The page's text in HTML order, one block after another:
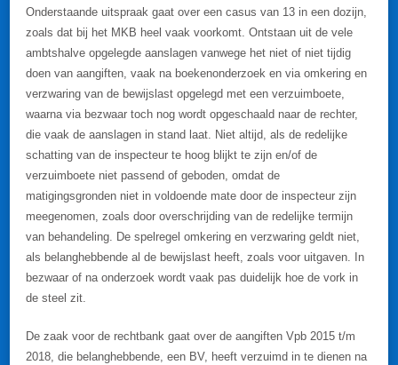
Onderstaande uitspraak gaat over een casus van 13 in een dozijn,
zoals dat bij het MKB heel vaak voorkomt. Ontstaan uit de vele
ambtshalve opgelegde aanslagen vanwege het niet of niet tijdig
doen van aangiften, vaak na boekenonderzoek en via omkering en
verzwaring van de bewijslast opgelegd met een verzuimboete,
waarna via bezwaar toch nog wordt opgeschaald naar de rechter,
die vaak de aanslagen in stand laat. Niet altijd, als de redelijke
schatting van de inspecteur te hoog blijkt te zijn en/of de
verzuimboete niet passend of geboden, omdat de
matigingsgronden niet in voldoende mate door de inspecteur zijn
meegenomen, zoals door overschrijding van de redelijke termijn
van behandeling. De spelregel omkering en verzwaring geldt niet,
als belanghebbende al de bewijslast heeft, zoals voor uitgaven. In
bezwaar of na onderzoek wordt vaak pas duidelijk hoe de vork in
de steel zit.
De zaak voor de rechtbank gaat over de aangiften Vpb 2015 t/m
2018, die belanghebbende, een BV, heeft verzuimd in te dienen na